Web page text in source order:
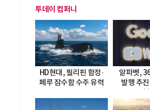
투데이 컴퍼니
HD현대, 필리핀 함정·
페루 잠수함 수주 유력
알파벳,
발행 추